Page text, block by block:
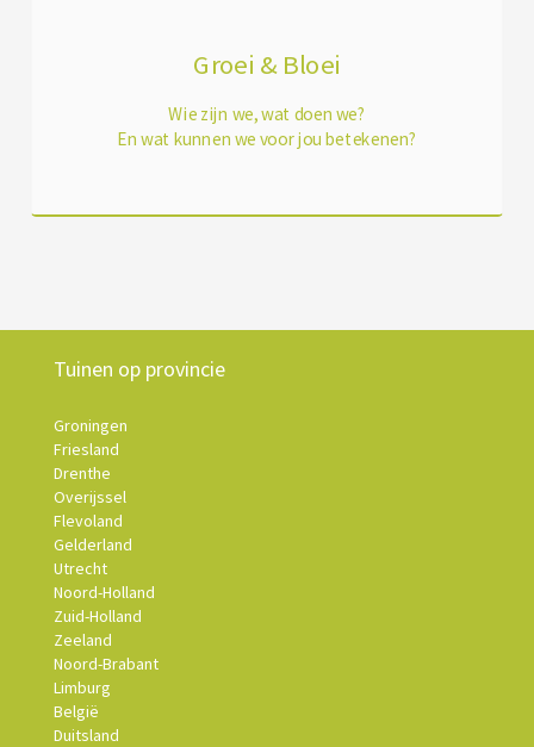
Groei & Bloei
Wie zijn we, wat doen we?
En wat kunnen we voor jou betekenen?
Tuinen op provincie
Groningen
Friesland
Drenthe
Overijssel
Flevoland
Gelderland
Utrecht
Noord-Holland
Zuid-Holland
Zeeland
Noord-Brabant
Limburg
België
Duitsland